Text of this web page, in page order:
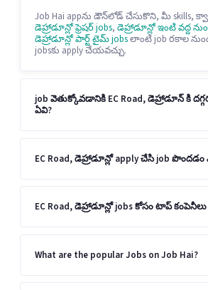
Job Hai appను డౌన్‌లోడ్ చేసుకొని, మీ skills,
డెహ్రాడూన్లో ఫ్రెషర్ jobs, డెహ్రాడూన్లో ఇంటి వద్ద
డెహ్రాడూన్లో పార్ట్ టైమ్ jobsలాంటి job రకాల
jobsకు apply చేయవచ్చు.
job వెతుక్కోవడానికి EC Road, డెహ్రాడూన్ కి
ఏవి?
EC Road, డెహ్రాడూన్లో apply చేసి job
EC Road, డెహ్రాడూన్లో jobs కోసం టాప్
What are the popular Jobs on Job Hai?